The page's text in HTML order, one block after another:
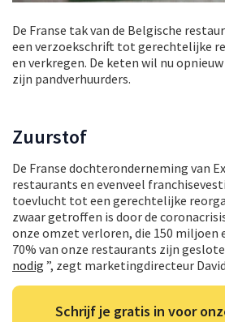
De Franse tak van de Belgische
een verzoekschrift tot gerechtelijke
en verkregen. De keten wil nu
zijn pandverhuurders.
Zuurstof
De Franse dochteronderneming van
restaurants en evenveel
toevlucht tot een gerechtelijke
zwaar getroffen is door de
onze omzet verloren, die 150 miljoen
70% van onze restaurants zijn
nodig ”, zegt marketingdirecteur
Schrijf je gratis in voor